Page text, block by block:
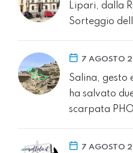
Lipari, dalla
Sorteggio
7 AGOSTO
Salina, gesto
ha salvato
scarpata
7 AGOSTO